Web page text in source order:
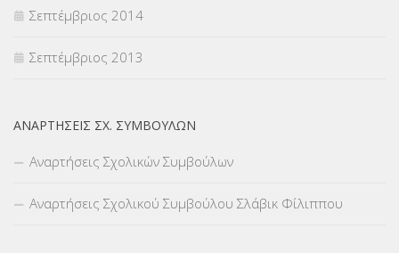
Σεπτέμβριος 2014
Σεπτέμβριος 2013
ΑΝΑΡΤΉΣΕΙΣ ΣΧ. ΣΥΜΒΟΎΛΩΝ
Αναρτήσεις Σχολικών Συμβούλων
Αναρτήσεις Σχολικού Συμβούλου Σλάβικ Φίλιππου